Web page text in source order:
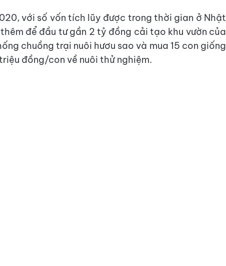
với số vốn tích lũy được trong thời gian ở Nhật
để đầu tư gần 2 tỷ đồng cải tạo khu vườn của
chuồng trại nuôi hươu sao và mua 15 con giống
đồng/con về nuôi thử nghiệm.